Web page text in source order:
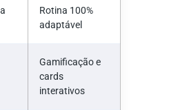
Rotina 100%
adaptável
Gamificação e
cards
interativos